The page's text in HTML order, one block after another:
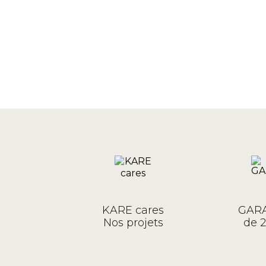
KARE cares
Nos projets
de